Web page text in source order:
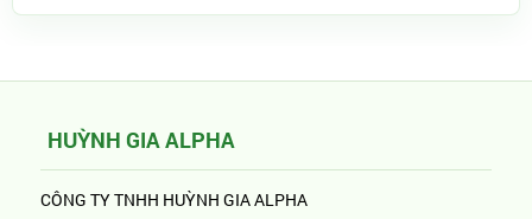
HUỲNH GIA ALPHA
CÔNG TY TNHH HUỲNH GIA ALPHA